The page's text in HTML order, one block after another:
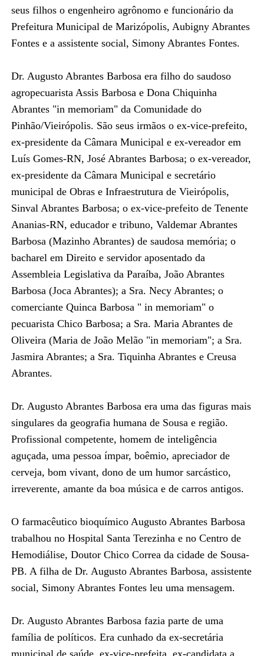
seus filhos o engenheiro agrônomo e funcionário da
Prefeitura Municipal de Marizópolis, Aubigny Abrantes
Fontes e a assistente social, Simony Abrantes Fontes.
Dr. Augusto Abrantes Barbosa era filho do saudoso
agropecuarista Assis Barbosa e Dona Chiquinha
Abrantes "in memoriam" da Comunidade do
Pinhão/Vieirópolis. São seus irmãos o ex-vice-prefeito,
ex-presidente da Câmara Municipal e ex-vereador em
Luís Gomes-RN, José Abrantes Barbosa; o ex-vereador,
ex-presidente da Câmara Municipal e secretário
municipal de Obras e Infraestrutura de Vieirópolis,
Sinval Abrantes Barbosa; o ex-vice-prefeito de Tenente
Ananias-RN, educador e tribuno, Valdemar Abrantes
Barbosa (Mazinho Abrantes) de saudosa memória; o
bacharel em Direito e servidor aposentado da
Assembleia Legislativa da Paraíba, João Abrantes
Barbosa (Joca Abrantes); a Sra. Necy Abrantes; o
comerciante Quinca Barbosa " in memoriam" o
pecuarista Chico Barbosa; a Sra. Maria Abrantes de
Oliveira (Maria de João Melão "in memoriam"; a Sra.
Jasmira Abrantes; a Sra. Tiquinha Abrantes e Creusa
Abrantes.
Dr. Augusto Abrantes Barbosa era uma das figuras mais
singulares da geografia humana de Sousa e região.
Profissional competente, homem de inteligência
aguçada, uma pessoa ímpar, boêmio, apreciador de
cerveja, bom vivant, dono de um humor sarcástico,
irreverente, amante da boa música e de carros antigos.
O farmacêutico bioquímico Augusto Abrantes Barbosa
trabalhou no Hospital Santa Terezinha e no Centro de
Hemodiálise, Doutor Chico Correa da cidade de Sousa-
PB. A filha de Dr. Augusto Abrantes Barbosa, assistente
social, Simony Abrantes Fontes leu uma mensagem.
Dr. Augusto Abrantes Barbosa fazia parte de uma
família de políticos. Era cunhado da ex-secretária
municipal de saúde, ex-vice-prefeita, ex-candidata a